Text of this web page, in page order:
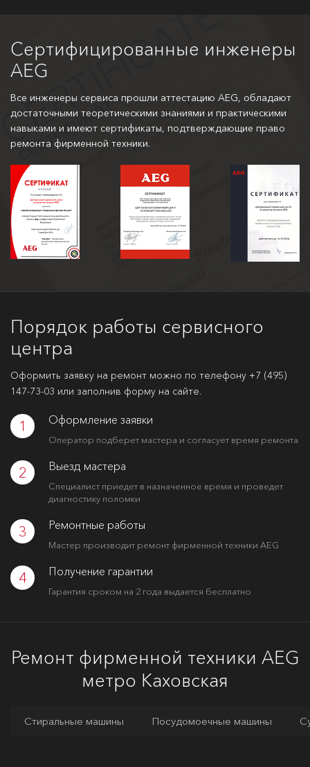
Сертифицированные инженеры
AEG
Все инженеры сервиса прошли аттестацию AEG, обладают
достаточными теоретическими знаниями и практическими
навыками и имеют сертификаты, подтверждающие право
ремонта фирменной техники.
Порядок работы сервисного
центра
Оформить заявку на ремонт можно по телефону +7 (495)
147-73-03 или заполнив форму на сайте.
1 Оформление заявки
Оператор подберет мастера и согласует время ремонта
2 Выезд мастера
Специалист приедет в назначенное время и проведет
диагностику поломки
3 Ремонтные работы
Мастер производит ремонт фирменной техники AEG
4 Получение гарантии
Гарантия сроком на 2 года выдается бесплатно
Ремонт фирменной техники AEG
метро Каховская
Стиральные машины Посудомоечные машины